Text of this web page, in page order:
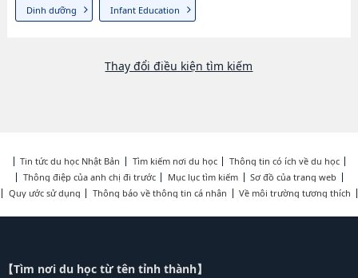
Dinh dưỡng Infant Education
Thay đổi điều kiện tìm kiếm
Tin tức du học Nhật Bản Tìm kiếm nơi du học
Thông tin có ích về du học
Thông điệp của anh chị đi trước
Mục lục tìm kiếm
Sơ đồ của trang web
Quy ước sử dụng
Thông báo về thông tin cá nhân Về môi trường tương thích
【Tìm nơi du học từ tên tỉnh thành】